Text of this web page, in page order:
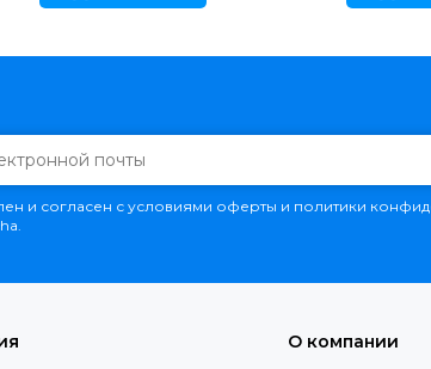
и согласен с условиями оферты и политики
О компании